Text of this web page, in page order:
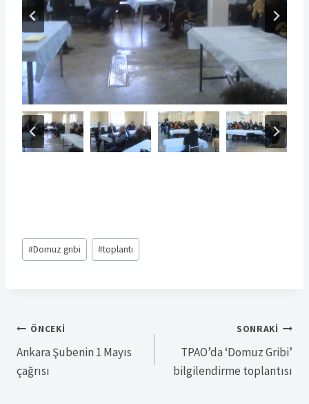
Post
Tags:
#Domuz gribi #toplantı
Yazı
gezinmesi
ÖNCEKI
Ankara Şubenin 1 Mayıs
çağrısı
SONRAKI
TPAO’da ‘Domuz Gribi’
bilgilendirme toplantısı